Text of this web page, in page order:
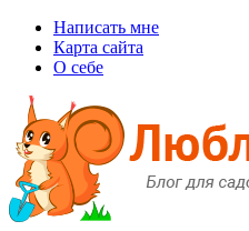
Написать мне
Карта сайта
О себе